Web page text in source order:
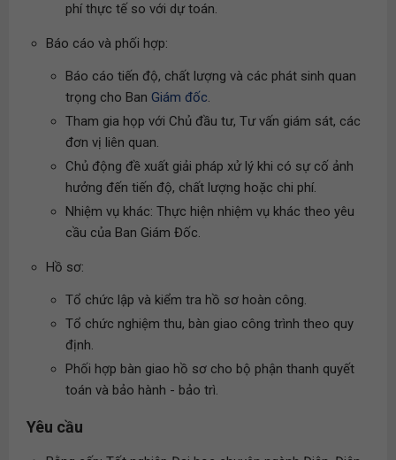
phí thực tế so với dự toán.
Báo cáo và phối hợp:
Báo cáo tiến độ, chất lượng và các phát sinh quan
trọng cho Ban Giám đốc.
Tham gia họp với Chủ đầu tư, Tư vấn giám sát, các
đơn vị liên quan.
Chủ động đề xuất giải pháp xử lý khi có sự cố ảnh
hưởng đến tiến độ, chất lượng hoặc chi phí.
Nhiệm vụ khác: Thực hiện nhiệm vụ khác theo yêu
cầu của Ban Giám Đốc.
Hồ sơ:
Tổ chức lập và kiểm tra hồ sơ hoàn công.
Tổ chức nghiệm thu, bàn giao công trình theo quy
định.
Phối hợp bàn giao hồ sơ cho bộ phận thanh quyết
toán và bảo hành - bảo trì.
Yêu cầu